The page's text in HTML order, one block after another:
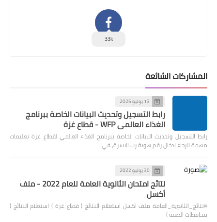
33k
المشاركات الشائعة
13 يوليو 2025
رابط التسجيل وتحديث البيانات الخاصة ببرنامج
الغذاء العالمي WFP - قطاع غزة
رابط التسجيل وتحديث البيانات الخاصة ببرنامج الغذاء العالمي لقطاع غزة تعليمات
مهمة الرجاء ادخال رقم هوية رب الاسرة، في…
30 يوليو 2022
نتائج امتحان الثانوية العامة للعام 2022 - ملف
أكسل
#نتائج_الثانوية_العامة ملف اكسل استعلام النتائج ( قطاع غزة ) استعلام النتائج (
محافظات الضفة )